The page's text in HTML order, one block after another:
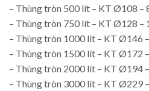
– Thùng tròn 500 lít – KT Ø108 –
– Thùng tròn 750 lít – KT Ø128 –
– Thùng tròn 1000 lít – KT Ø146
– Thùng tròn 1500 lít – KT Ø172
– Thùng tròn 2000 lít – KT Ø194
– Thùng tròn 3000 lít – KT Ø229